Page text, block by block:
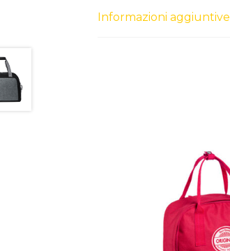
Informazioni aggiuntive